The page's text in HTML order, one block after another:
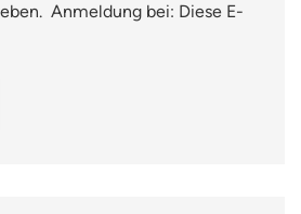
Anmeldung bei: Diese E-